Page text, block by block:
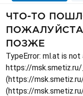
ЧТО-ТО
ПОЗЖЕ
TypeError: ml.at is
https://
(https://
(https://